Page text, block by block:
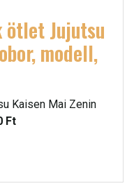
ötlet Jujutsu
modell,
Kaisen Mai Zenin
Ft